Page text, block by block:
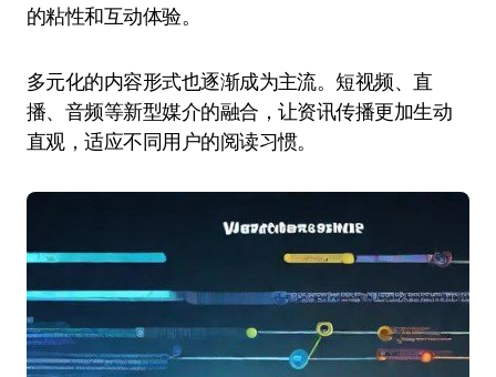
的粘性和互动体验。
多元化的内容形式也逐渐成为主流。短视频、直
播、音频等新型媒介的融合，让资讯传播更加生动
直观，适应不同用户的阅读习惯。